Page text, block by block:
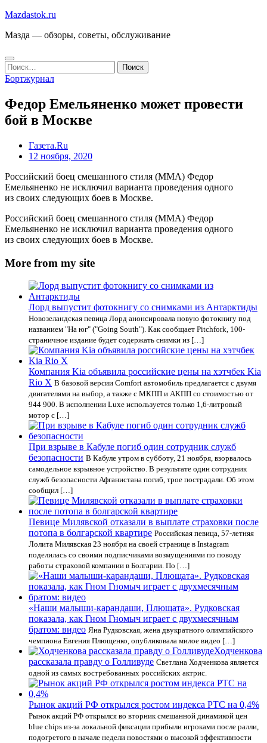
Перейти
содержимому
Mazdastok.ru
Мазда — обзоры, советы, обслуживание
Найти:
Бортжурнал
Федор Емельяненко может провести
бой в Москве
Газета.Ru
12 ноября, 2020
Российский боец смешанного стиля (ММА) Федор
Емельяненко не исключил варианта проведения одного
из своих следующих боев в Москве.
Российский боец смешанного стиля (ММА) Федор
Емельяненко не исключил варианта проведения одного
из своих следующих боев в Москве.
More from my site
Лорд выпустит фотокнигу со снимками из Антарктиды
Новозеландская певица Лорд анонсировала новую фотокнигу под
названием "На юг" ("Going South"). Как сообщает Pitchfork, 100-
страничное издание будет содержать снимки из […]
Компания Kia объявила российские цены на хэтчбек Kia
Rio X В базовой версии Comfort автомобиль предлагается с двумя
двигателями на выбор, а также с МКПП и АКПП со стоимостью от
944 900. В исполнении Luxe используется только 1,6-литровый
мотор с […]
При взрыве в Кабуле погиб один сотрудник служб
безопасности В Кабуле утром в субботу, 21 ноября, взорвалось
самодельное взрывное устройство. В результате один сотрудник
служб безопасности Афганистана погиб, трое пострадали. Об этом
сообщил […]
Певице Милявской отказали в выплате страховки после
потопа в болгарской квартире Российская певица, 57-летняя
Лолита Милявская 23 ноября на своей странице в Instagram
поделилась со своими подписчиками возмущениями по поводу
работы страховой компании в Болгарии. По […]
«Наши малыши-карандаши, Плющата». Рудковская
показала, как Гном Гномыч играет с двухмесячным
братом: видео Яна Рудковская, жена двукратного олимпийского
чемпиона Евгения Плющенко, опубликовала милое видео […]
Ходченкова
рассказала правду о Голливуде Светлана Ходченкова является
одной из самых востребованных российских актрис.
Рынок акций РФ открылся ростом индекса РТС на 0,4%
Рынок акций РФ открылся во вторник смешанной динамикой цен
blue chips из-за локальной фиксации прибыли игроками после ралли,
подогретого в начале недели новостями о высокой эффективности